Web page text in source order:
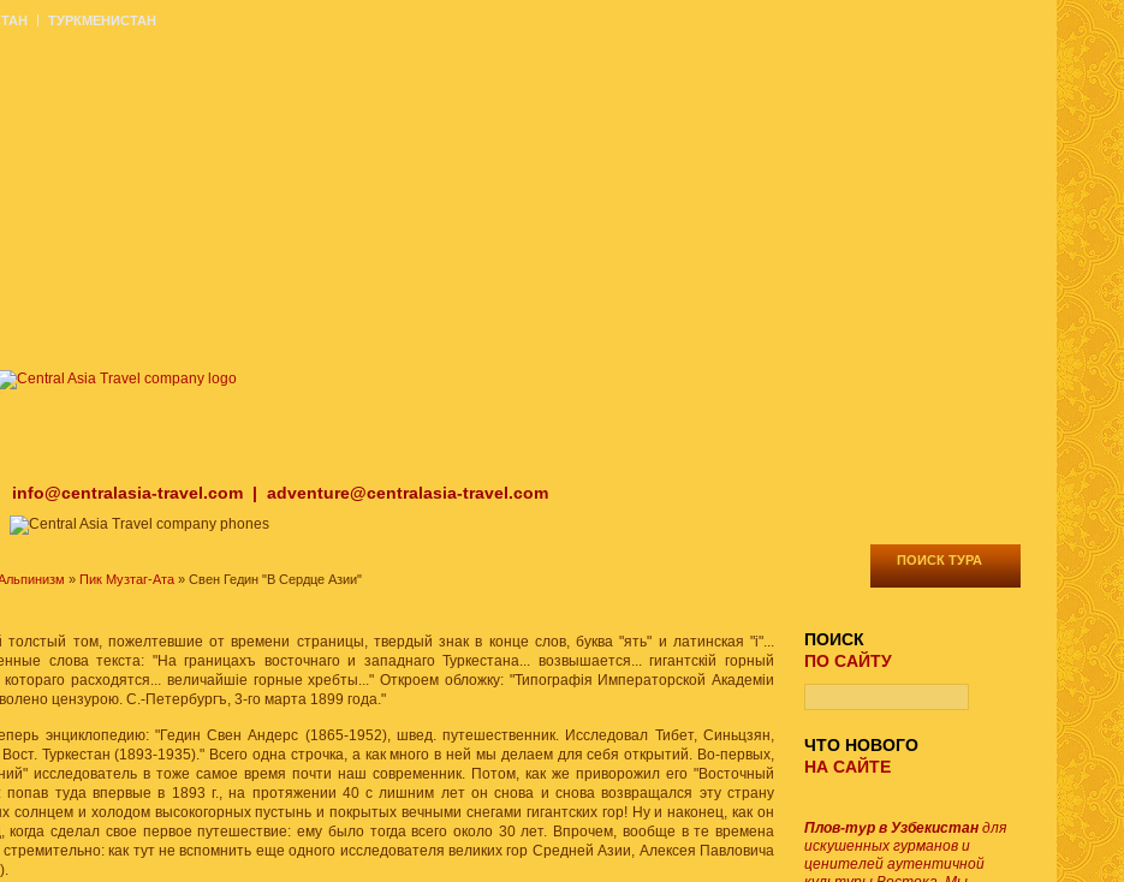
info@centralasia-travel.com | adventure@centralasia-travel.com
ТУРКМЕНИСТАН
» Пик Музтаг-Ата » Свен Гедин "В Сердце Азии"
толстый том, пожелтевшие от времени страницы, твердый знак в конце слов, буква "ять" и латинская "i"...
слова текста: "На границахъ восточнаго и западнаго Туркестана... возвышается... гигантскiй горный
расходятся... величайшiе горные хребты..." Откроем обложку: "Типографiя Императорской Академiи
цензурою. С.-Петербургъ, 3-го марта 1899 года."
энциклопедию: "Гедин Свен Андерс (1865-1952), швед. путешественник. Исследовал Тибет, Синьцзян,
Туркестан (1893-1935)." Всего одна строчка, а как много в ней мы делаем для себя открытий. Во-первых,
исследователь в тоже самое время почти наш современник. Потом, как же приворожил его "Восточный
попав туда впервые в 1893 г., на протяжении 40 с лишним лет он снова и снова возвращался эту страну
солнцем и холодом высокогорных пустынь и покрытых вечными снегами гигантских гор! Ну и наконец, как он
когда сделал свое первое путешествие: ему было тогда всего около 30 лет. Впрочем, вообще в те времена
как тут не вспомнить еще одного исследователя великих гор Средней Азии, Алексея Павловича
ПОИСК ТУРА
ПОИСК
ПО САЙТУ
ЧТО НОВОГО
НА САЙТЕ
Плов-тур в Узбекистан для
искушенных гурманов и
ценителей аутентичной